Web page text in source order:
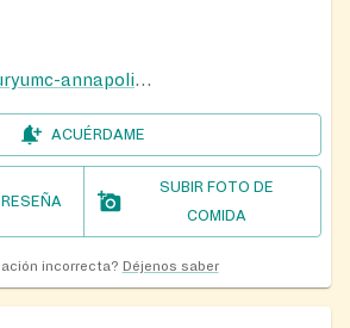
https://www.asburyumc-annapolis.org/
ACUÉRDAME
SUBIR FOTO DE
COMIDA
incorrecta? Déjenos saber